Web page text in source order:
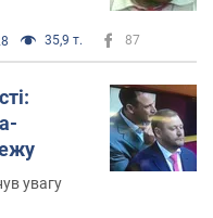
35,9 т. 87
увагу